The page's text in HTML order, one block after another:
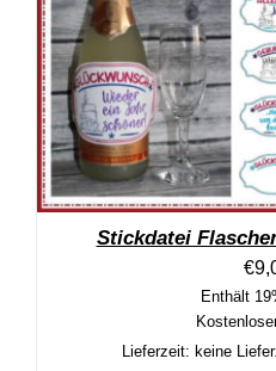
Stickdatei
€
Enthält
Lieferzeit: keine